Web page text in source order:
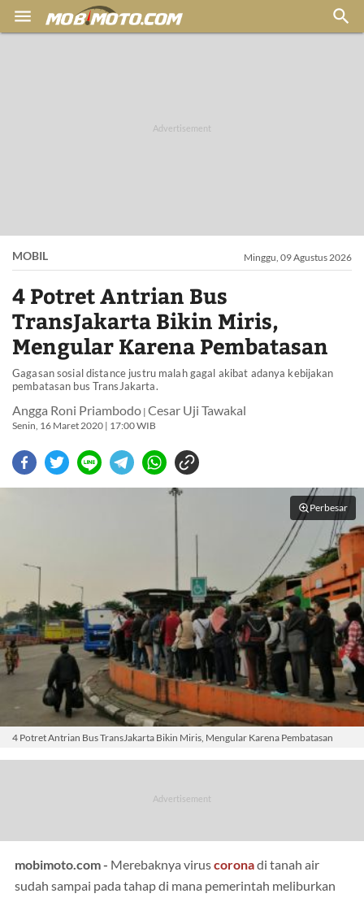
 
MOBIL Minggu, 09 Agustus 2026
4 Potret Antrian Bus
TransJakarta Bikin Miris,
Mengular Karena Pembatasan
Gagasan sosial distance justru malah gagal akibat adanya kebijakan
pembatasan bus TransJakarta.
Angga Roni Priambodo | Cesar Uji Tawakal
Senin, 16 Maret 2020 | 17:00 WIB
Perbesar
4 Potret Antrian Bus TransJakarta Bikin Miris, Mengular Karena Pembatasan
mobimoto.com - Merebaknya viruscoronadi tanah air
sudah sampai pada tahap di mana pemerintah meliburkan